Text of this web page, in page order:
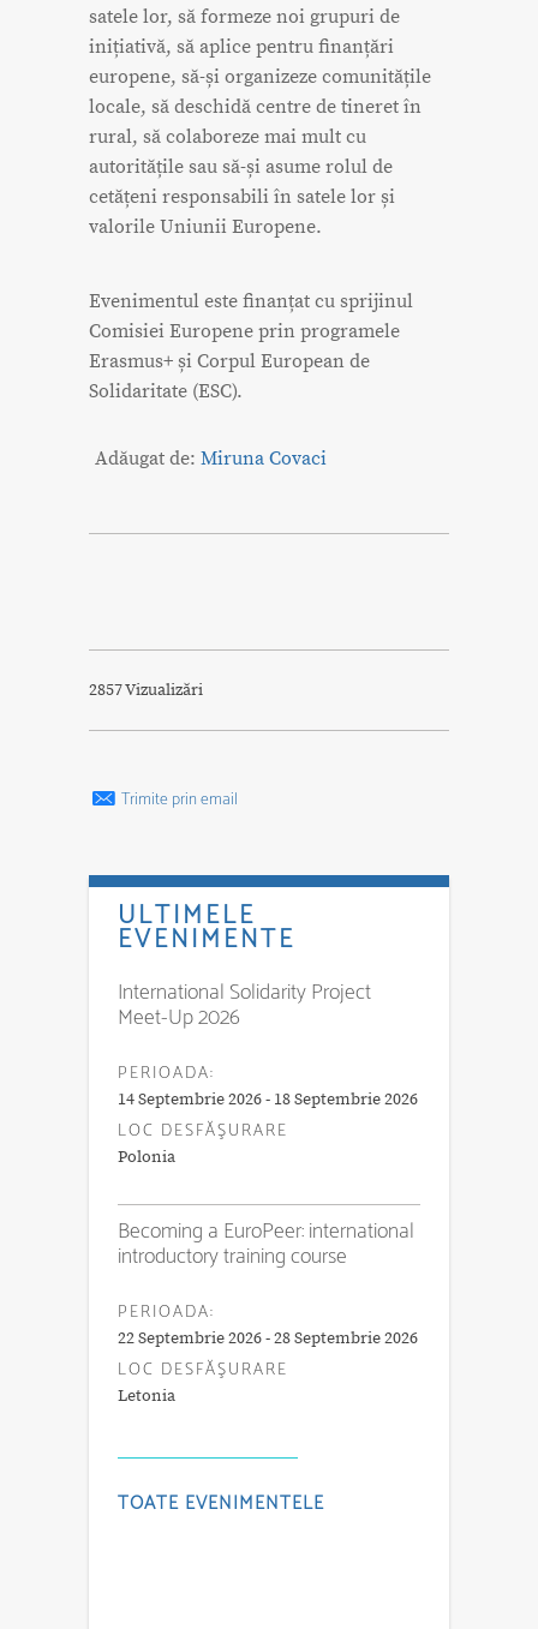
satele lor, să formeze noi grupuri de
inițiativă, să aplice pentru finanțări
europene, să-și organizeze comunitățile
locale, să deschidă centre de tineret în
rural, să colaboreze mai mult cu
autoritățile sau să-și asume rolul de
cetățeni responsabili în satele lor și
valorile Uniunii Europene.
Evenimentul este finanțat cu sprijinul
Comisiei Europene prin programele
Erasmus+ și Corpul European de
Solidaritate (ESC).
Adăugat de: Miruna Covaci
2857 Vizualizări
Trimite prin email
ULTIMELE
EVENIMENTE
International Solidarity Project
Meet-Up 2026
PERIOADA:
14 Septembrie 2026 - 18 Septembrie 2026
LOC DESFĂŞURARE
Polonia
Becoming a EuroPeer: international
introductory training course
PERIOADA:
22 Septembrie 2026 - 28 Septembrie 2026
LOC DESFĂŞURARE
Letonia
TOATE EVENIMENTELE